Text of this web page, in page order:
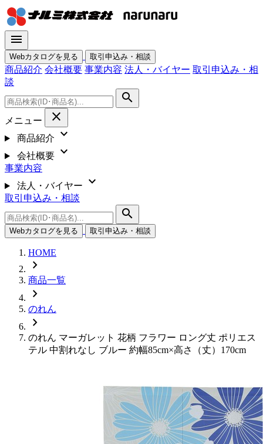
menu
Webカタログを見る 取引申込み・相談
商品紹介 会社概要 事業内容 法人・バイヤー 取引申込み・相
談
search
メニュー close
商品紹介 expand_more
会社概要 expand_more
事業内容
法人・バイヤー
expand_more
取引申込み・相談
search
Webカタログを見る 取引申込み・相談
HOME
chevron_right
商品一覧
chevron_right
のれん
chevron_right
のれん マーガレット 花柄 フラワー ロング丈 ポリエス
テル 中割れなし ブルー 約幅85cm×高さ（丈）170cm